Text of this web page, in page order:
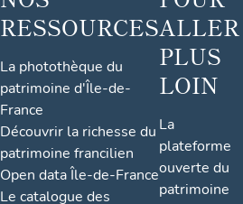
RESSOURCES
La photothèque du
patrimoine d'Île-de-
France
Découvrir la richesse du
patrimoine francilien
Open data Île-de-France
Le catalogue des
ALLER
PLUS
LOIN
La
plateforme
ouverte du
patrimoine